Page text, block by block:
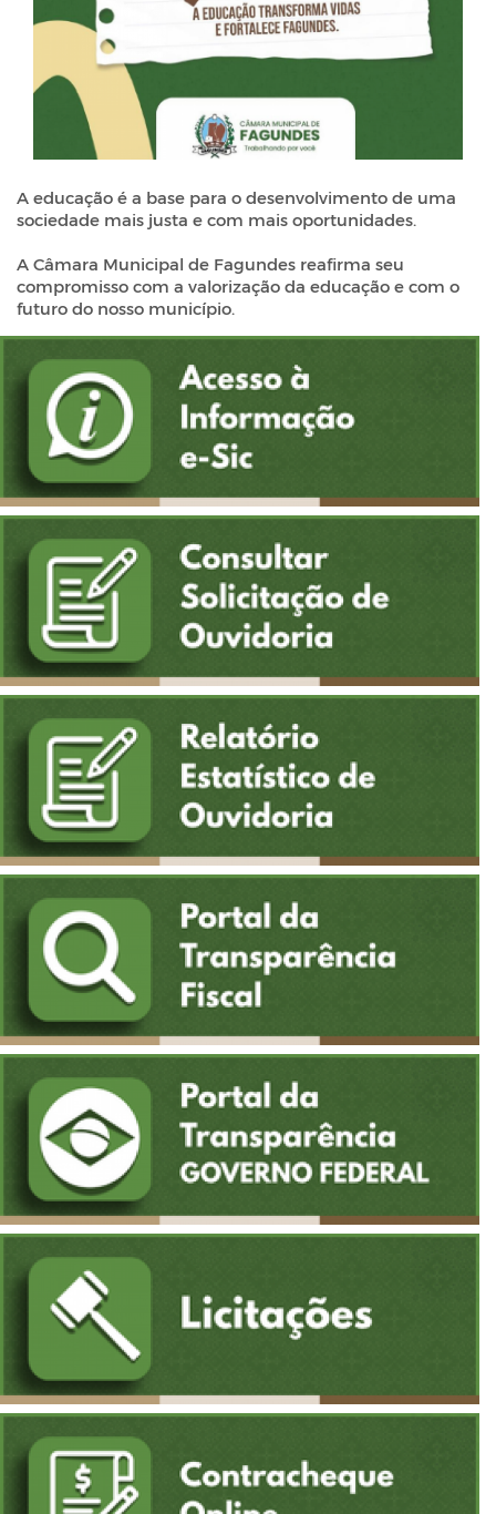
A educação é a base para o desenvolvimento de uma
sociedade mais justa e com mais oportunidades.
A Câmara Municipal de Fagundes reafirma seu
compromisso com a valorização da educação e com o
futuro do nosso município.